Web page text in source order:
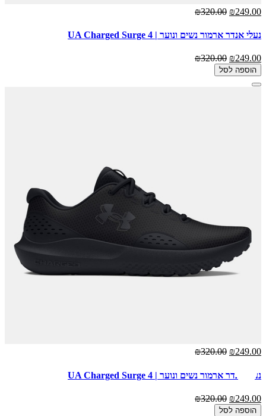
₪249.00
₪320.00
נעלי אנדר ארמור נשים ונוער | UA Charged Surge 4
₪249.00
₪320.00
הוספה לסל
₪249.00
₪320.00
נעלי אנדר ארמור נשים ונוער | UA Charged Surge 4
₪249.00
₪320.00
הוספה לסל